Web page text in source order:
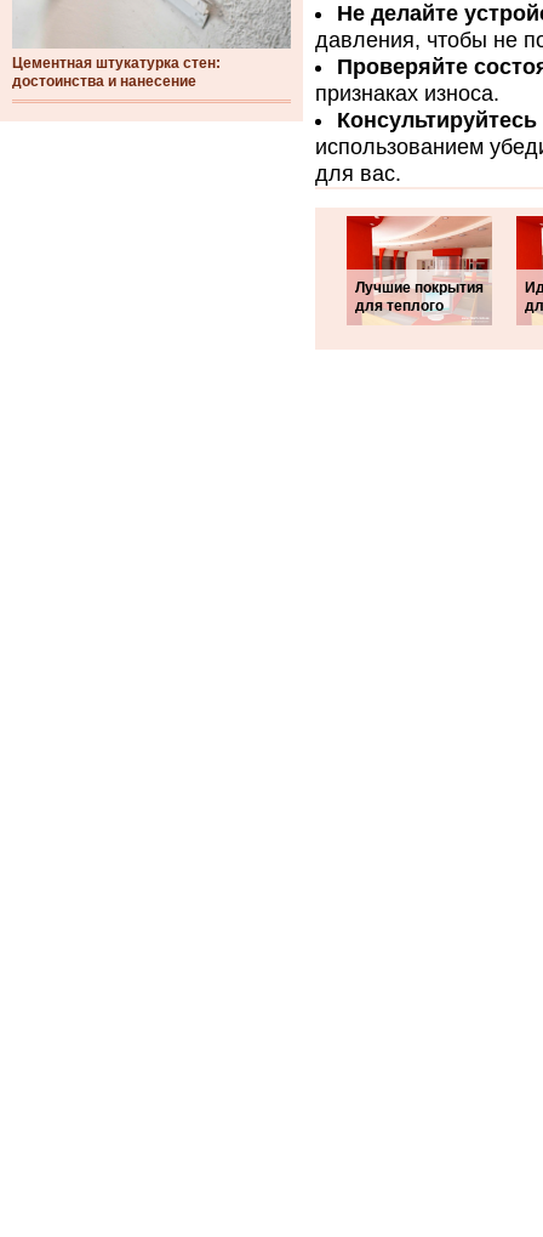
Цементная штукатурка стен:
достоинства и нанесение
Не делайте
давления, чтобы не
Проверяйте
признаках износа.
использованием
для вас.
Лучшие покрытия
для теплого